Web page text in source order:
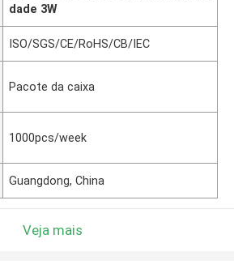
dade 3W
ISO/SGS/CE/RoHS/CB/IEC
Pacote da caixa
1000pcs/week
Guangdong, China
Veja mais